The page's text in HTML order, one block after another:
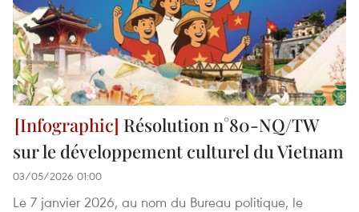
Résolution n°80-NQ/TW
sur le développement culturel du Vietnam
03/05/2026 01:00
Le 7 janvier 2026, au nom du Bureau politique, le